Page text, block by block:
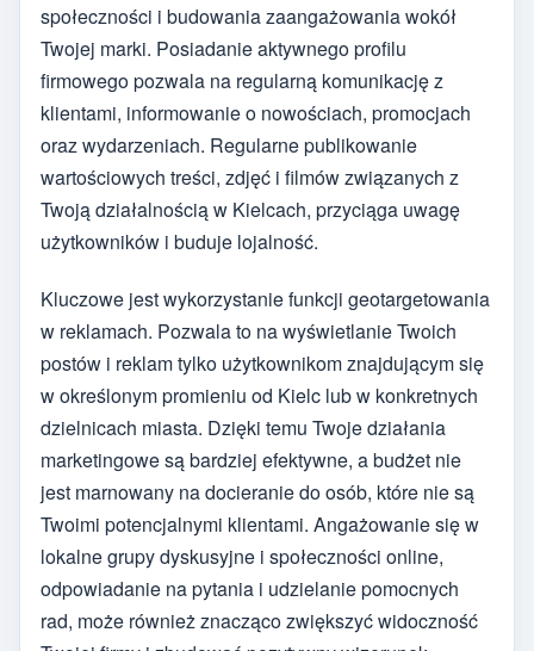
społeczności i budowania zaangażowania wokół
Twojej marki. Posiadanie aktywnego profilu
firmowego pozwala na regularną komunikację z
klientami, informowanie o nowościach, promocjach
oraz wydarzeniach. Regularne publikowanie
wartościowych treści, zdjęć i filmów związanych z
Twoją działalnością w Kielcach, przyciąga uwagę
użytkowników i buduje lojalność.
Kluczowe jest wykorzystanie funkcji geotargetowania
w reklamach. Pozwala to na wyświetlanie Twoich
postów i reklam tylko użytkownikom znajdującym się
w określonym promieniu od Kielc lub w konkretnych
dzielnicach miasta. Dzięki temu Twoje działania
marketingowe są bardziej efektywne, a budżet nie
jest marnowany na docieranie do osób, które nie są
Twoimi potencjalnymi klientami. Angażowanie się w
lokalne grupy dyskusyjne i społeczności online,
odpowiadanie na pytania i udzielanie pomocnych
rad, może również znacząco zwiększyć widoczność